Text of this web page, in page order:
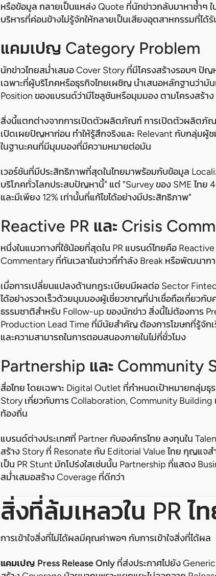
หรือข้อมูล กลายเป็นแหล่ง Quote ที่นักข่าวกลับมาหาซ้ำๆ
บริหารที่ค่อนข้างไม่รู้จักให้กลายเป็นเสียงอุตสาหกรรมที่ได้
แคมเปญ Category Problem
นักข่าวไทยสม่ำเสมอ Cover Story ที่มีโครงสร้างรอบๆ
เฉพาะที่ผู้บริโภคหรือธุรกิจไทยเผชิญ นำเสนอหลักฐานว่ามั
Position ของแบรนด์ว่ามีโซลูชันหรือมุมมอง ตามโครงสร้า
สิ่งนี้แตกต่างจากการเปิดตัวผลิตภัณฑ์ การเปิดตัวผลิตภัณ
เปิดเผยปัญหาก่อน ทำให้รู้สึกจริงและ Relevant กับกลุ่มผู้
ในฐานะคนที่มีมุมมองที่มีความหมายต่อมัน
เวอร์ชันที่มีประสิทธิภาพที่สุดในไทยมาพร้อมกับข้อมูล
บริโภคทั่วโลกประสบปัญหานี้" แต่ "Survey ของ SME ไทย
และมีเพียง 12% เท่านั้นที่แก้ไขได้อย่างมีประสิทธิภาพ"
Reactive PR และ Crisis
หนึ่งในแนวทางที่ใช้น้อยที่สุดใน PR แบรนด์ไทยคือ
Commentary ที่ทันเวลาในข่าวที่กำลัง Break หรือพัฒนา
เมื่อการเปลี่ยนแปลงด้านกฎระเบียบมีผลต่อ Sector
ได้อย่างรวดเร็วด้วยมุมมองผู้เชี่ยวชาญที่น่าเชื่อถือเกี่ยวกั
ธรรมชาติสำหรับ Follow-up ของนักข่าว สิ่งนี้ไม่ต้องการ
Production Lead Time ที่มีนัยสำคัญ ต้องการโฆษกที่รู้จัก
และความสามารถในการตอบสนองภายในไม่กี่ชั่วโมง
Partnership และ Community
สื่อไทย โดยเฉพาะ Digital Outlet ที่กำหนดเป้าหมายกลุ่มธุ
Story เกี่ยวกับการ Collaboration, Community
ท้องถิ่น
แบรนด์ต่างประเทศที่ Partner กับองค์กรไทย ลงทุนใน
สร้าง Story ที่ Resonate กับ Editorial Value ไทย กุญแจ
เป็น PR Stunt มักโปร่งใสเช่นนั้น Partnership ที่แสดง
สม่ำเสมอสร้าง Coverage ที่ดีกว่า
สิ่งที่ล้มเหลวใน PR ไ
การเข้าใจสิ่งที่ไม่ได้ผลมีคุณค่าพอๆ กับการเข้าใจสิ่งที่ได้ผล
แคมเปญ Press Release Only ที่ส่งประกาศไปยัง